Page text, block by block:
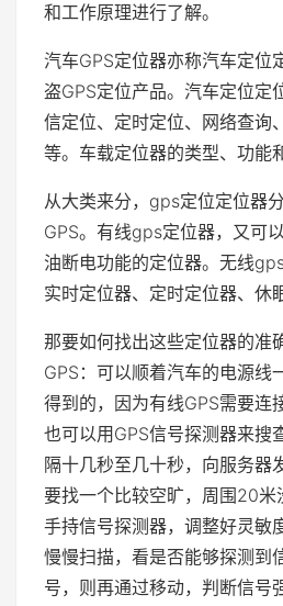
和工作原理进行了解。
汽车GPS定位器亦称汽车定位
盗GPS定位产品。汽车定位定
信定位、定时定位、网络查询
等。车载定位器的类型、功能
从大类来分，gps定位定位器
GPS。有线gps定位器，又可
油断电功能的定位器。无线
实时定位器、定时定位器、休
那要如何找出这些定位器的准
GPS：可以顺着汽车的电源线
得到的，因为有线GPS需要连
也可以用GPS信号探测器来搜
隔十几秒至几十秒，向服务器
要找一个比较空旷，周围20米
手持信号探测器，调整好灵敏
慢慢扫描，看是否能够探测到
号，则再通过移动，判断信号